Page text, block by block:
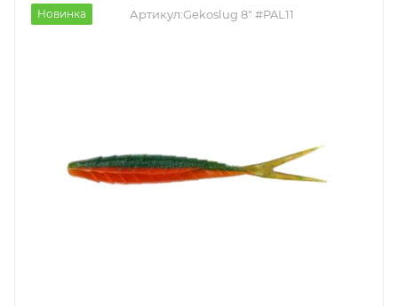
Новинка Артикул:Gekoslug 8" #PAL11